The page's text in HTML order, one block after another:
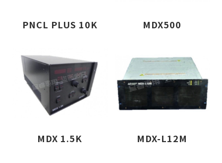
PNCL PLUS 10K MDX500
MDX 1.5K MDX-L12M
僅必需的Cookies 同意